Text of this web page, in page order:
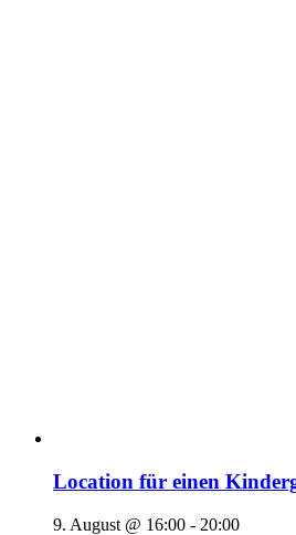
Location für einen
9. August @ 16:00 - 20:00